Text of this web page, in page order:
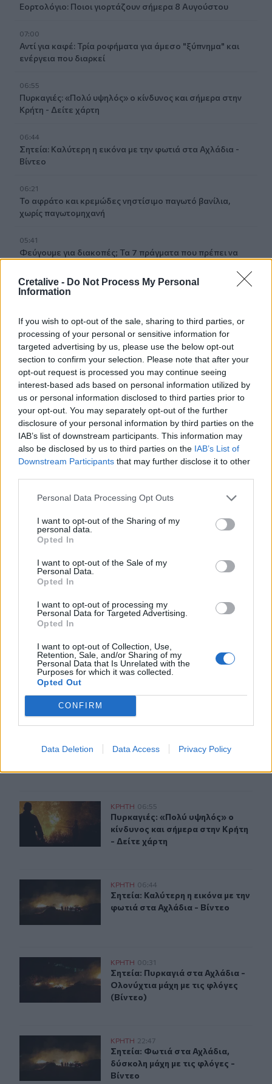
Cretalive - Do Not Process My Personal
Information
If you wish to opt-out of the sale, sharing to third parties, or
processing of your personal or sensitive information for
targeted advertising by us, please use the below opt-out
section to confirm your selection. Please note that after your
opt-out request is processed you may continue seeing
interest-based ads based on personal information utilized by
us or personal information disclosed to third parties prior to
your opt-out. You may separately opt-out of the further
disclosure of your personal information by third parties on the
IAB’s list of downstream participants. This information may
also be disclosed by us to third parties on the IAB’s List of
Downstream Participants that may further disclose it to other
Personal Data Processing Opt Outs
I want to opt-out of the Sharing of my
personal data.
Opted In
I want to opt-out of the Sale of my
Personal Data.
Opted In
I want to opt-out of processing my
Personal Data for Targeted Advertising.
Opted In
I want to opt-out of Collection, Use,
Retention, Sale, and/or Sharing of my
Personal Data that Is Unrelated with the
Purposes for which it was collected.
Opted Out
CONFIRM
Data Deletion Data Access Privacy Policy
Εορτολόγιο: Ποιοι γιορτάζουν σήμερα 8 Αυγούστου
07:00
Αντί για καφέ: Τρία ροφήματα για άμεσο "ξύπνημα" και
ενέργεια που διαρκεί
06:55
Πυρκαγιές: «Πολύ υψηλός» ο κίνδυνος και σήμερα στην
Κρήτη - Δείτε χάρτη
06:44
Σητεία: Καλύτερη η εικόνα με την φωτιά στα Αχλάδια -
Βίντεο
06:21
Το αφράτο και κρεμώδες νηστίσιμο παγωτό βανίλια,
χωρίς παγωτομηχανή
05:41
Φεύγουμε για διακοπές; Τα 7 πράγματα που πρέπει να
04:11
συχνά λάθη που πρέπει να προσέξουμε
03:16
Οι ειδικοί εξηγούν: Το κλιματιστικό ρυθμίζει τη
θερμοκρασία, ο ανεμιστήρας οροφής αλλάζει την
αίσθηση
Αυξάνονται οι ενδείξεις για ζωή στον Άρη
01:30
Ειδικός λέει ποια φυτά να βάλεις στο μπαλκόνι σου το
ΣΧΕΤΙΚA AΡΘΡΑ
Επικίνδυνο “κοκτέιλ” μελτεμιών και ζέστης το
και ζέστης το Σαββατοκύριακο –
Και η Κρήτη στο “κόκκινο” για
φωτιές
Ο Ζελένσκι ευχαρίστησε την αμερικανική Γερουσία
ΚΡΗΤΗ
Ο Ζελένσκι ευχαρίστησε την
Ο Ζελένσκι ευχαρίστησε την
νομοσχέδιο επιβολής κυρώσεων
Πυρκαγιές: «Πολύ υψηλός» ο κίνδυνος και σήμερα
ΚΡΗΤΗ 06:55
Πυρκαγιές: «Πολύ υψηλός» ο
Πυρκαγιές: «Πολύ υψηλός» ο
κίνδυνος και σήμερα στην Κρήτη
- Δείτε χάρτη
Σητεία: Καλύτερη η εικόνα με την φωτιά στα Αχλάδια -
ΚΡΗΤΗ 06:44
Σητεία: Καλύτερη η εικόνα με την
Σητεία: Καλύτερη η εικόνα με την
φωτιά στα Αχλάδια - Βίντεο
Σητεία: Πυρκαγιά στα Αχλάδια - Ολονύχτια μάχη με τις
ΚΡΗΤΗ 00:31
Σητεία: Πυρκαγιά στα Αχλάδια -
Σητεία: Πυρκαγιά στα Αχλάδια -
Ολονύχτια μάχη με τις φλόγες
(Βίντεο)
Σητεία: Φωτιά στα Αχλάδια, δύσκολη μάχη με τις
ΚΡΗΤΗ 22:47
Σητεία: Φωτιά στα Αχλάδια,
Σητεία: Φωτιά στα Αχλάδια,
δύσκολη μάχη με τις φλόγες -
Βίντεο